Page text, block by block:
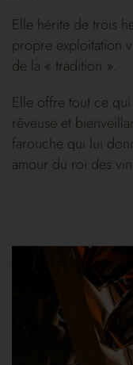
Elle hérite de trois
propre exploitation
de la « tradition ».
Elle offre tout ce
rêveuse et
farouche qui lui
amour du roi des